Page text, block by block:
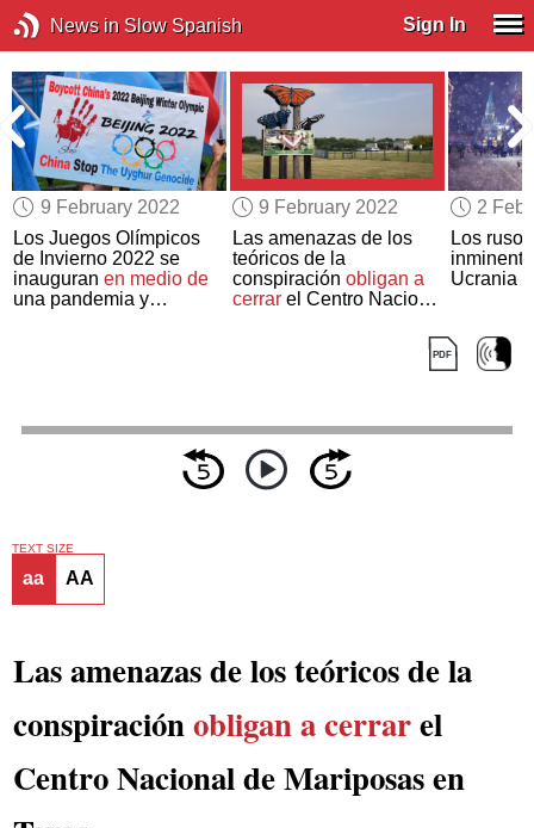
News in Slow Spanish Sign In
9 February 2022
Los Juegos Olímpicos
de Invierno 2022 se
inauguranen medio de
una pandemia y
9 February 2022
Las amenazas de los
teóricos de la
conspiración obligan a
cerrarel Centro Nacional
2
Los
Ucrania
TEXT SIZE
aa AA
Las amenazas de los teóricos de la
conspiraciónobligan a cerrarel
Centro Nacional de Mariposas en